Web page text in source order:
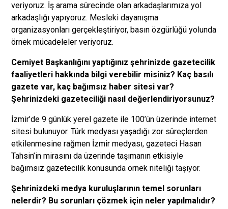
veriyoruz. İş arama sürecinde olan arkadaşlarımıza yol
arkadaşlığı yapıyoruz. Mesleki dayanışma
organizasyonları gerçekleştiriyor, basın özgürlüğü yolunda
örnek mücadeleler veriyoruz.
Cemiyet Başkanlığını yaptığınız şehrinizde gazetecilik
faaliyetleri hakkında bilgi verebilir misiniz? Kaç basılı
gazete var, kaç bağımsız haber sitesi var?
Şehrinizdeki gazeteciliği nasıl değerlendiriyorsunuz?
İzmir’de 9 günlük yerel gazete ile 100’ün üzerinde internet
sitesi bulunuyor. Türk medyası yaşadığı zor süreçlerden
etkilenmesine rağmen İzmir medyası, gazeteci Hasan
Tahsin’in mirasını da üzerinde taşımanın etkisiyle
bağımsız gazetecilik konusunda örnek niteliği taşıyor.
Şehrinizdeki medya kuruluşlarının temel sorunları
nelerdir? Bu sorunları çözmek için neler yapılmalıdır?